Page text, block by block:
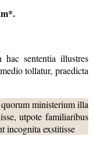
sententia illustres
tollatur, praedicta
ministerium illa
utpote familiaribus
incognita exstitisse